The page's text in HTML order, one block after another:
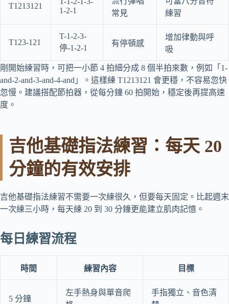
T1213121
1-2-1
常見
練習
T123-121
T-1-2-3-
停-1-2-1
有停頓感
增加律動與呼
吸
剛開始練習時，可把一小節 4 拍細分成 8 個半拍來數，例如「1-
and-2-and-3-and-4-and」。這樣練 T1213121 會更穩，不容易忽快
忽慢。建議搭配節拍器，從每分鐘 60 拍開始，穩定後再提高速
度。
吉他基礎指法練習：每天 20
分鐘的有效安排
吉他基礎指法練習不需要一次練很久，但要每天固定。比起週末
一次練三小時，每天練 20 到 30 分鐘更能建立肌肉記憶。
每日練習流程
時間 練習內容 目標
5 分鐘
左手熱身與單音爬
手指獨立、音色清